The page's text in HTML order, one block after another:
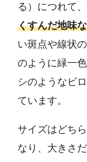
る）につれて、
くすんだ地味
い斑点や線状
のように緑一
シのようなビ
ています。
サイズはどち
なり、大きさ